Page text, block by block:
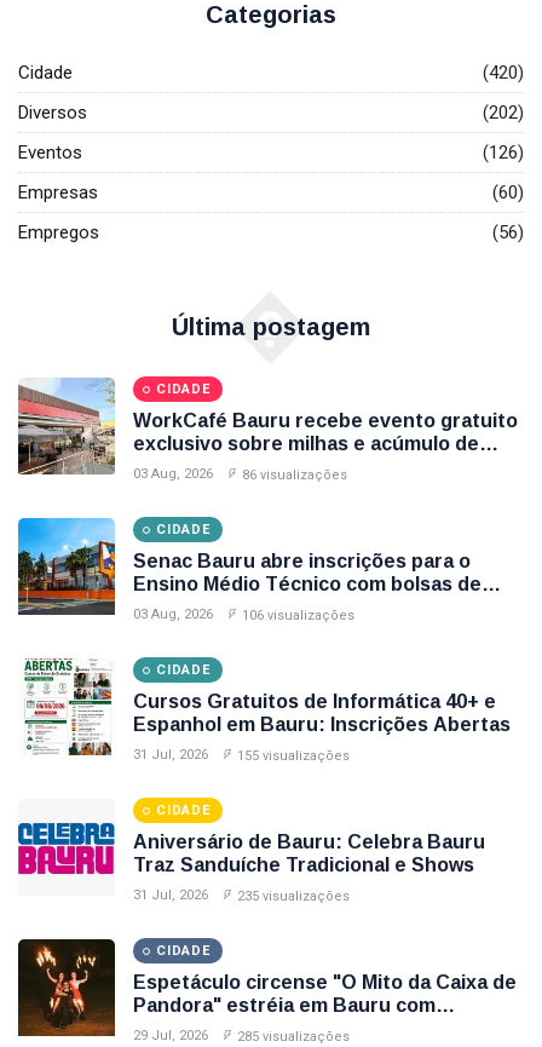
Categorias
Cidade
(420)
Diversos
(202)
Eventos
(126)
Empresas
(60)
Empregos
(56)
Última postagem
�
CIDADE
WorkCafé Bauru recebe evento gratuito
exclusivo sobre milhas e acúmulo de
pontos
03 Aug, 2026 86 visualizações
CIDADE
Senac Bauru abre inscrições para o
Ensino Médio Técnico com bolsas de
estudo integrais
03 Aug, 2026 106 visualizações
CIDADE
Cursos Gratuitos de Informática 40+ e
Espanhol em Bauru: Inscrições Abertas
31 Jul, 2026 155 visualizações
CIDADE
Aniversário de Bauru: Celebra Bauru
Traz Sanduíche Tradicional e Shows
31 Jul, 2026 235 visualizações
CIDADE
Espetáculo circense "O Mito da Caixa de
Pandora" estréia em Bauru com
apresentações gratuitas
29 Jul, 2026 285 visualizações